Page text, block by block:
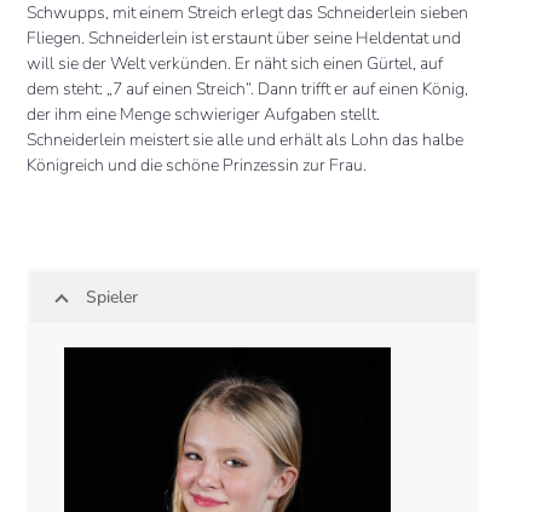
Schwupps, mit einem Streich erlegt das Schneiderlein sieben
Fliegen. Schneiderlein ist erstaunt über seine Heldentat und
will sie der Welt verkünden. Er näht sich einen Gürtel, auf
dem steht: „7 auf einen Streich“. Dann trifft er auf einen König,
der ihm eine Menge schwieriger Aufgaben stellt.
Schneiderlein meistert sie alle und erhält als Lohn das halbe
Königreich und die schöne Prinzessin zur Frau.
Spieler